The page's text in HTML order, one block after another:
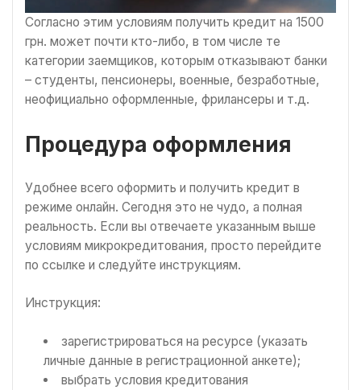
Согласно этим условиям получить кредит на 1500
грн. может почти кто-либо, в том числе те
категории заемщиков, которым отказывают банки
– студенты, пенсионеры, военные, безработные,
неофициально оформленные, фрилансеры и т.д.
Процедура оформления
Удобнее всего оформить и получить кредит в
режиме онлайн. Сегодня это не чудо, а полная
реальность. Если вы отвечаете указанным выше
условиям микрокредитования, просто перейдите
по ссылке и следуйте инструкциям.
Инструкция:
зарегистрироваться на ресурсе (указать
личные данные в регистрационной анкете);
выбрать условия кредитования